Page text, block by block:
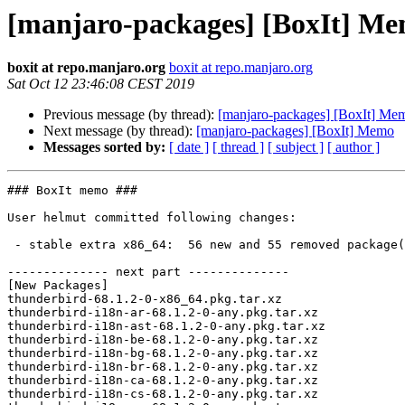
[manjaro-packages] [BoxIt]
boxit at repo.manjaro.org boxit at repo.manjaro.org
Sat Oct 12 23:46:08 CEST 2019
Previous message (by thread): [manjaro-packages] [BoxIt]
Next message (by thread): [manjaro-packages] [BoxIt] Memo
Messages sorted by: [ date ] [ thread ] [ subject ] [ author ]
### BoxIt memo ###
User helmut committed following changes:
-------------- next part --------------
[New Packages]
thunderbird-68.1.2-0-x86_64.pkg.tar.xz
thunderbird-i18n-ar-68.1.2-0-any.pkg.tar.xz
thunderbird-i18n-ast-68.1.2-0-any.pkg.tar.xz
thunderbird-i18n-be-68.1.2-0-any.pkg.tar.xz
thunderbird-i18n-bg-68.1.2-0-any.pkg.tar.xz
thunderbird-i18n-br-68.1.2-0-any.pkg.tar.xz
thunderbird-i18n-ca-68.1.2-0-any.pkg.tar.xz
thunderbird-i18n-cs-68.1.2-0-any.pkg.tar.xz